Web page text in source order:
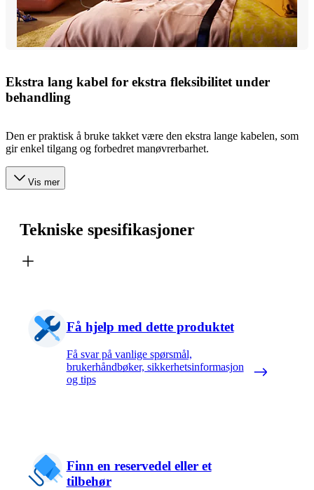
Ekstra lang kabel for ekstra fleksibilitet under
behandling
Den er praktisk å bruke takket være den ekstra lange kabelen, som
gir enkel tilgang og forbedret manøvrerbarhet.
Vis mer
Tekniske spesifikasjoner
Få hjelp med dette produktet
Få svar på vanlige spørsmål,
brukerhåndbøker, sikkerhetsinformasjon
og tips
Finn en reservedel eller et
tilbehør